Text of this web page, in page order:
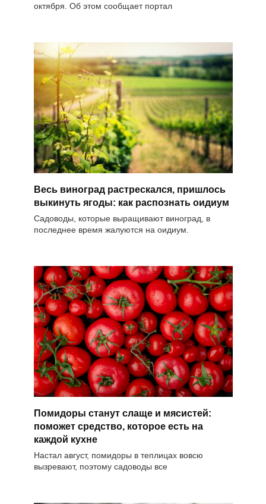
октября. Об этом сообщает портал
Весь виноград растрескался, пришлось
выкинуть ягоды: как распознать оидиум
Садоводы, которые выращивают виноград, в
последнее время жалуются на оидиум.
Помидоры станут слаще и мясистей:
поможет средство, которое есть на
каждой кухне
Настал август, помидоры в теплицах вовсю
вызревают, поэтому садоводы все